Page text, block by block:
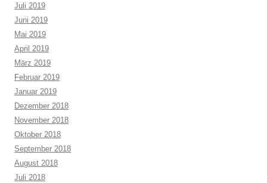
Juli 2019
Juni 2019
Mai 2019
April 2019
März 2019
Februar 2019
Januar 2019
Dezember 2018
November 2018
Oktober 2018
September 2018
August 2018
Juli 2018